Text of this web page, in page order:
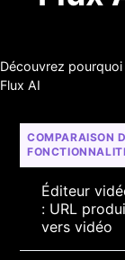
Découvrez
Flux AI
COMPARAISON
Éditeur
: URL
vers vidéo